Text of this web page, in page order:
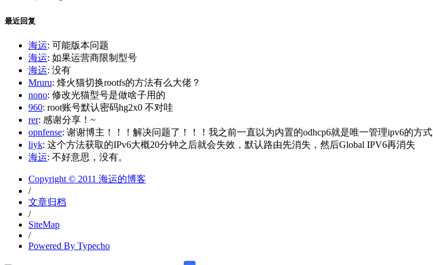
最近回复
海运: 可能版本问题
海运: 如果运营商限制型号
海运: 没有
Mruru: 烽火猫切换rootfs的方法有么大佬？
nono: 修改光猫型号是做啥子用的
960: root账号默认密码hg2x0 不对哇
rer: 感谢分享！~
opnfense: 谢谢博主！！！解决问题了！！！我之前一直以为内置的odhcp6就是唯一管理ipv6的方式
liyk: 这个方法获取的IPv6大概20分钟之后就会失效，默认路由先消失，然后Global IPV6再消失
海运: 不好意思，没有。
Copyright © 2011 海运的博客
/
文章归档
/
SiteMap
/
Powered By Typecho